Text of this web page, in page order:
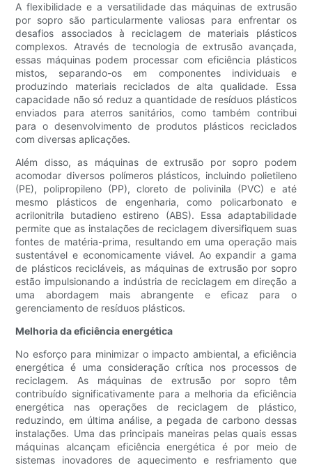
A flexibilidade e a versatilidade das máquinas de extrusão
por sopro são particularmente valiosas para enfrentar os
desafios associados à reciclagem de materiais plásticos
complexos. Através de tecnologia de extrusão avançada,
essas máquinas podem processar com eficiência plásticos
mistos, separando-os em componentes individuais e
produzindo materiais reciclados de alta qualidade. Essa
capacidade não só reduz a quantidade de resíduos plásticos
enviados para aterros sanitários, como também contribui
para o desenvolvimento de produtos plásticos reciclados
com diversas aplicações.
Além disso, as máquinas de extrusão por sopro podem
acomodar diversos polímeros plásticos, incluindo polietileno
(PE), polipropileno (PP), cloreto de polivinila (PVC) e até
mesmo plásticos de engenharia, como policarbonato e
acrilonitrila butadieno estireno (ABS). Essa adaptabilidade
permite que as instalações de reciclagem diversifiquem suas
fontes de matéria-prima, resultando em uma operação mais
sustentável e economicamente viável. Ao expandir a gama
de plásticos recicláveis, as máquinas de extrusão por sopro
estão impulsionando a indústria de reciclagem em direção a
uma abordagem mais abrangente e eficaz para o
gerenciamento de resíduos plásticos.
Melhoria da eficiência energética
No esforço para minimizar o impacto ambiental, a eficiência
energética é uma consideração crítica nos processos de
reciclagem. As máquinas de extrusão por sopro têm
contribuído significativamente para a melhoria da eficiência
energética nas operações de reciclagem de plástico,
reduzindo, em última análise, a pegada de carbono dessas
instalações. Uma das principais maneiras pelas quais essas
máquinas alcançam eficiência energética é por meio de
sistemas inovadores de aquecimento e resfriamento que